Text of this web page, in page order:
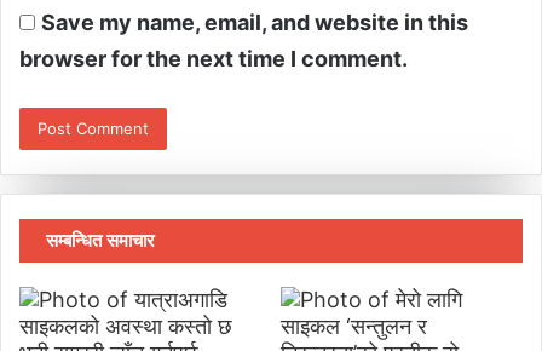
Save my name, email, and website in this
browser for the next time I comment.
सम्बन्धित समाचार